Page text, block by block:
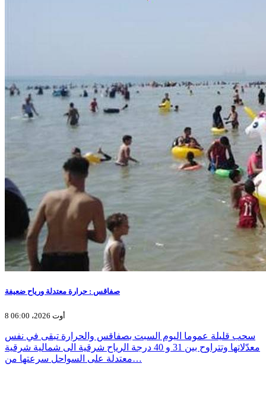
صفاقس : حرارة معتدلة ورياح ضعيفة
8 أوت 2026، 06:00
سحب قليلة عموما اليوم السبت بصفاقس والحرارة تبقى في نفس
معدّلاتها وتتراوح بين 31 و 40 درجة الرياح شرقية الى شمالية شرقية
معتدلة على السواحل سرعتها من…